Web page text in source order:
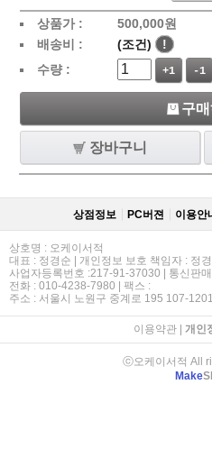
상품가 : 500,000원
배송비 :
(조건)
!
수량 :
+1 -1
구매
장바구니
상점정보 PC버젼 이용안
상호명 : 오케이서적
대표 : 정경순 | 개인정보 보호 책임자 : 정
사업자등록번호 :217-91-37030 | 통신판
전화 : 010-4238-7980 | 팩스 :
주소 : 서울시 노원구 중계로 195 107-
이용약관| 개인
ⓒ오케이서적 All
Make